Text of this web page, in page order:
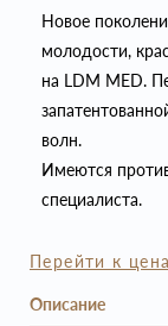
Новое
молодости,
на LDM MED.
волн.
Имеются
специалиста.
Перейти к
Описание